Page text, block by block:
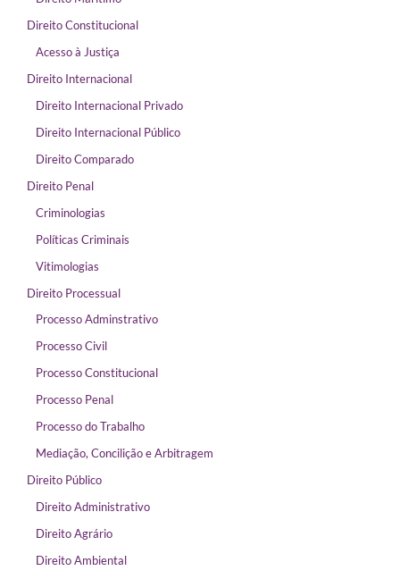
Direito Constitucional
Acesso à Justiça
Direito Internacional
Direito Internacional Privado
Direito Internacional Público
Direito Comparado
Direito Penal
Criminologias
Políticas Criminais
Vitimologias
Direito Processual
Processo Adminstrativo
Processo Civil
Processo Constitucional
Processo Penal
Processo do Trabalho
Mediação, Concilição e Arbitragem
Direito Público
Direito Administrativo
Direito Agrário
Direito Ambiental